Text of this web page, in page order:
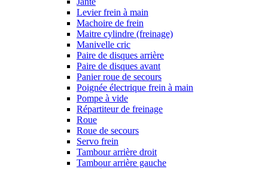
Levier frein à main
Machoire de frein
Maitre cylindre (freinage)
Manivelle cric
Paire de disques arrière
Paire de disques avant
Panier roue de secours
Poignée électrique frein à main
Pompe à vide
Répartiteur de freinage
Roue
Roue de secours
Servo frein
Tambour arrière droit
Tambour arrière gauche